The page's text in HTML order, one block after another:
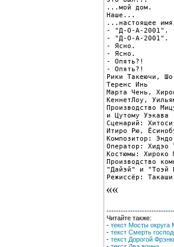
...мой дом.
Наше...
...настоящее
- "Д-О-А-2001".
- "Д-О-А-2001".
- Ясно.
- Ясно.
- Опять?!
- Опять?!
Рики Такеючи,
Теренс Инь
Марта Чень,
КеннетЛоу,
Производство
и Цутому Уэкава
Сценарий:
Итиро Рю,
Композитор:
Оператор: Хидэо
Костюмы: Хироко
Производство
"Дайэй" и "Тоэй
Режиссёр:
Читайте также:
- текст Мосты округа
- текст Смерть
- текст Дорогой